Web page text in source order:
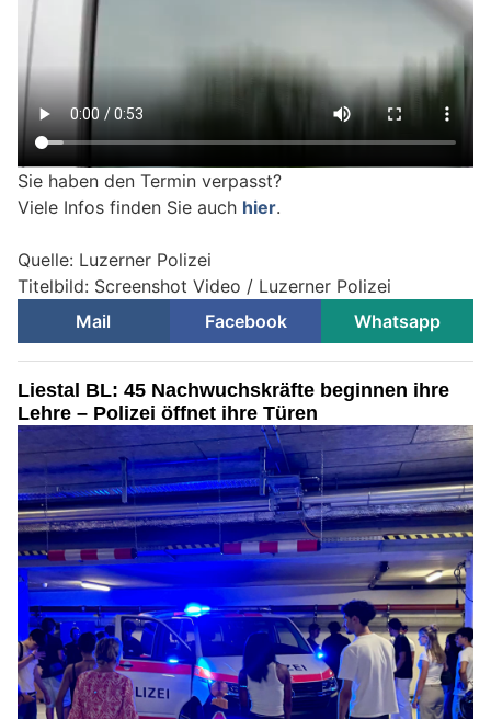
Sie haben den Termin verpasst?
Viele Infos finden Sie auch hier.
Quelle: Luzerner Polizei
Titelbild: Screenshot Video / Luzerner Polizei
Mail
Facebook Whatsapp
Liestal BL: 45 Nachwuchskräfte beginnen ihre
Lehre – Polizei öffnet ihre Türen